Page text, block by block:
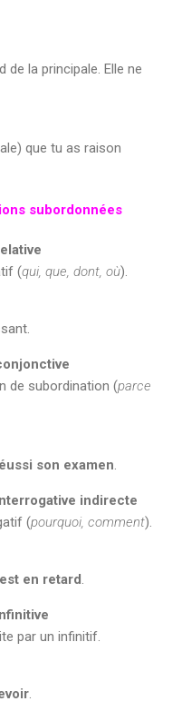
de la principale. Elle ne
que tu as raison
subordonnées
(qui, que, dont, où).
de subordination (parce
son examen.
indirecte
(pourquoi, comment).
en retard .
par un infinitif.
.